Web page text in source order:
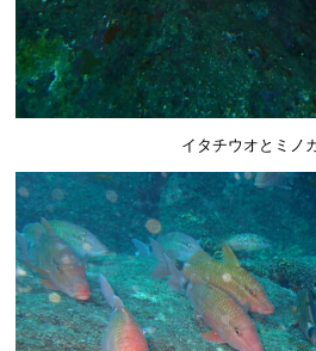
イタチウオとミノ